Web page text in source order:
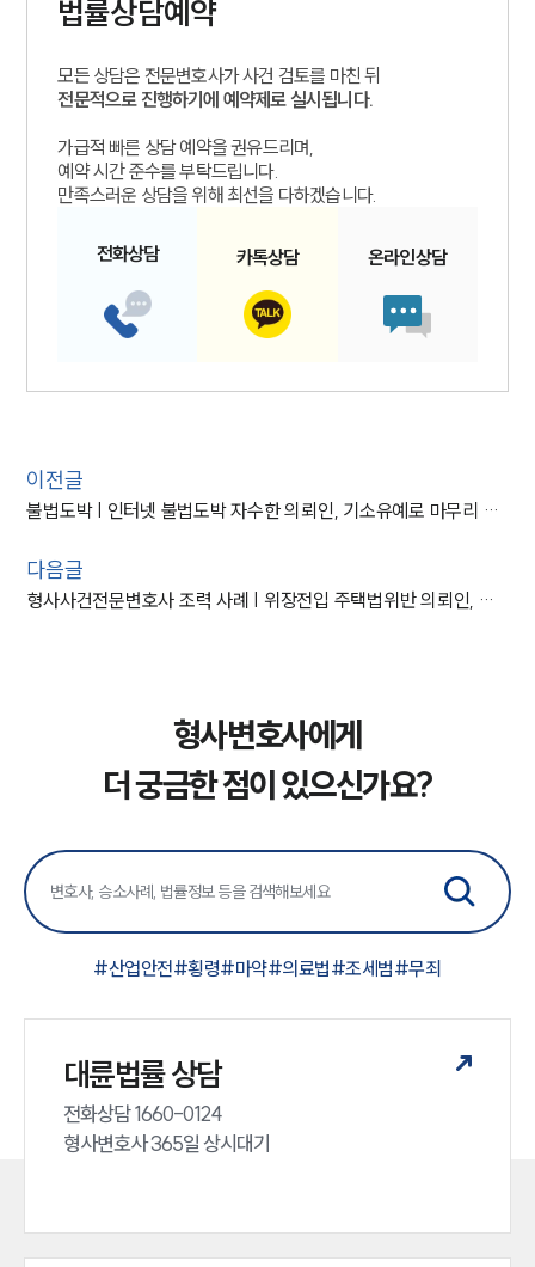
법률상담예약
모든 상담은 전문변호사가 사건 검토를 마친 뒤
전문적으로 진행하기에 예약제로 실시됩니다.
가급적 빠른 상담 예약을 권유드리며,
예약 시간 준수를 부탁드립니다.
만족스러운 상담을 위해 최선을 다하겠습니다.
전화상담 카톡상담 온라인상담
이전글
불법도박 | 인터넷 불법도박 자수한 의뢰인, 기소유예로 마무리 된 사례
다음글
형사사건전문변호사 조력 사례 | 위장전입 주택법위반 의뢰인, 불송치
형사변호사에게
더 궁금한 점이 있으신가요?
#산업안전#횡령#마약#의료법#조세범#무죄
대륜법률 상담
전화상담 1660-0124
형사변호사 365일 상시대기